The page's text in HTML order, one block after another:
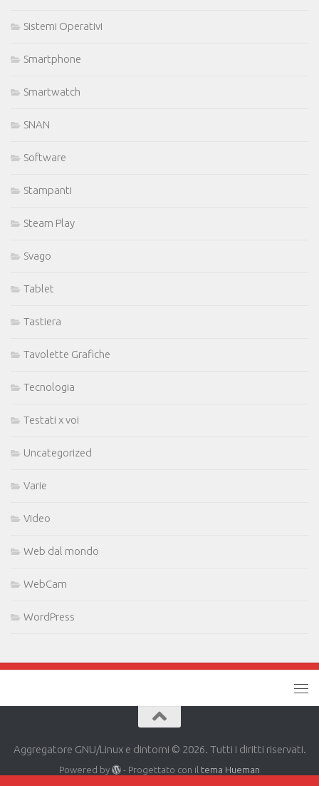
Sistemi Operativi
Smartphone
Smartwatch
SNAN
Software
Stampanti
Steam Play
Svago
Tablet
Tastiera
Tavolette Grafiche
Tecnologia
Testati x voi
Uncategorized
Varie
Video
Web dal mondo
WebCam
WordPress
Aggregatore GNU/Linux e dintorni © 2026. Tutti i diritti riservati.
Powered by - Progettato con il tema Hueman